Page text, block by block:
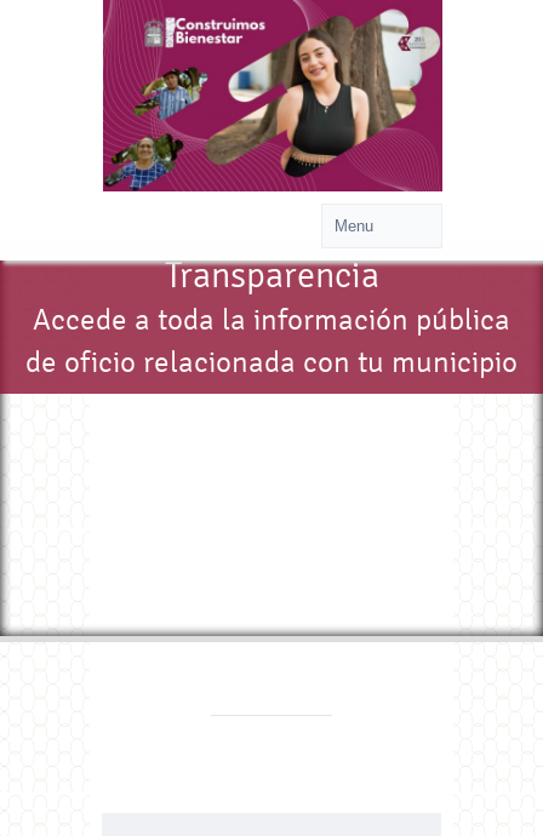
Transparencia
Accede a toda la información pública
de oficio relacionada con tu municipio